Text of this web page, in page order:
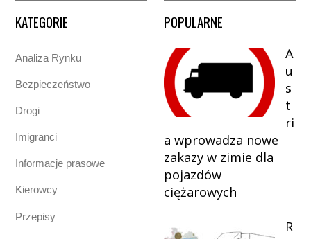
KATEGORIE
Analiza Rynku
Bezpieczeństwo
Drogi
Imigranci
Informacje prasowe
Kierowcy
Przepisy
POPULARNE
A
u
s
t
ri
a wprowadza nowe
zakazy w zimie dla
pojazdów
ciężarowych
R